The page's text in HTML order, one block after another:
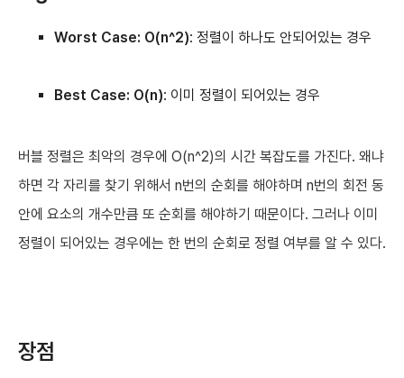
Worst Case: O(n^2): 정렬이 하나도 안되어있는 경우
Best Case: O(n): 이미 정렬이 되어있는 경우
버블 정렬은 최악의 경우에 O(n^2)의 시간 복잡도를 가진다. 왜냐
하면 각 자리를 찾기 위해서 n번의 순회를 해야하며 n번의 회전 동
안에 요소의 개수만큼 또 순회를 해야하기 때문이다. 그러나 이미
정렬이 되어있는 경우에는 한 번의 순회로 정렬 여부를 알 수 있다.
장점